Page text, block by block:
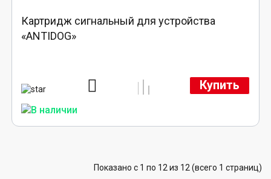
Картридж сигнальный для устройства
«ANTIDOG»
Купить
Показано с 1 по 12 из 12 (всего 1 страниц)